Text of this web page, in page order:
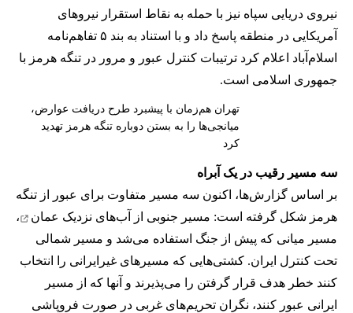
نیروی دریایی سپاه نیز با حمله به نقاط استقرار نیروهای
آمریکایی در منطقه پاسخ داد و با استناد به بند ۵ تفاهم‌نامه
اسلام‌آباد اعلام کرد ترتیبات کنترل عبور و مرور در تنگه هرمز با
جمهوری اسلامی است.
تهران هم‌زمان با پیشبرد طرح دریافت عوارض،
میانجی‌ها را به بستن دوباره تنگه هرمز تهدید
کرد
سه مسیر رقیب در یک آبراه
بر اساس گزارش‌ها، اکنون سه مسیر متفاوت برای عبور از تنگه
هرمز شکل گرفته است: مسیر جنوبی از
آب‌های نزدیک عمان
،
مسیر میانی که پیش از جنگ استفاده می‌شد و مسیر شمالی
تحت کنترل ایران. کشتی‌هایی که مسیرهای غیرایرانی را انتخاب
کنند خطر هدف قرار گرفتن را می‌پذیرند و آنها که از مسیر
ایرانی عبور کنند، نگران تحریم‌های غربی در صورت فروپاشی